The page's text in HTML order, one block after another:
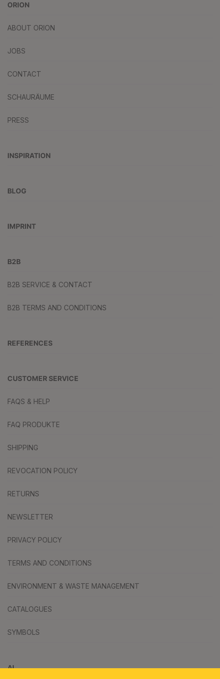
ORION
ABOUT ORION
JOBS
CONTACT
SCHAURÄUME
PRESS
INSPIRATION
BLOG
IMPRINT
B2B
B2B SERVICE & CONTACT
B2B TERMS AND CONDITIONS
REFERENCES
CUSTOMER SERVICE
FAQS & HELP
FAQ PRODUKTE
SHIPPING
REVOCATION POLICY
RETURNS
NEWSLETTER
PRIVACY POLICY
TERMS AND CONDITIONS
ENVIRONMENT & WASTE MANAGEMENT
CATALOGUES
SYMBOLS
AI